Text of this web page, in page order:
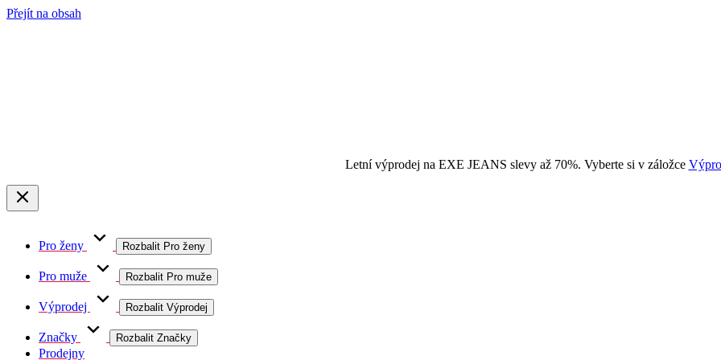
Přejít na obsah
Letní výprodej na EXE JEANS slevy až 70%. Vyberte si v záložce
Pro ženy Rozbalit Pro ženy
Pro muže Rozbalit Pro muže
Výprodej Rozbalit Výprodej
Značky Rozbalit Značky
Prodejny